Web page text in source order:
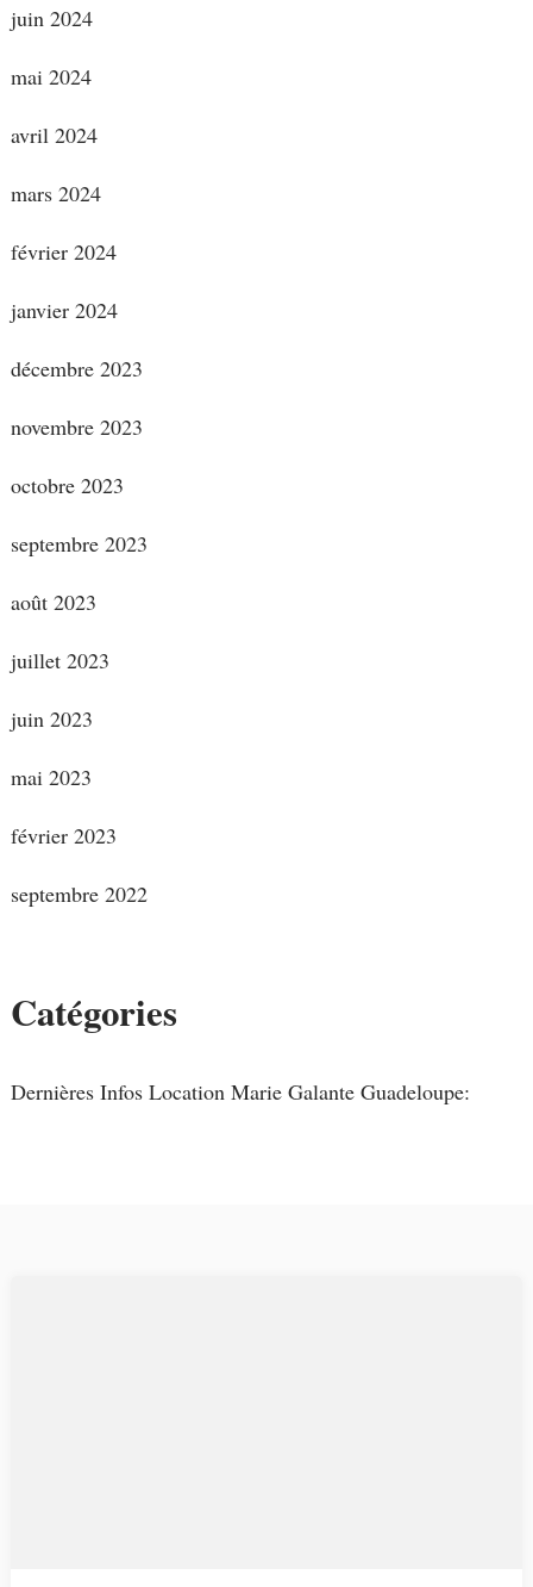
juin 2024
mai 2024
avril 2024
mars 2024
février 2024
janvier 2024
décembre 2023
novembre 2023
octobre 2023
septembre 2023
août 2023
juillet 2023
juin 2023
mai 2023
février 2023
septembre 2022
Catégories
Dernières Infos Location Marie Galante Guadeloupe: